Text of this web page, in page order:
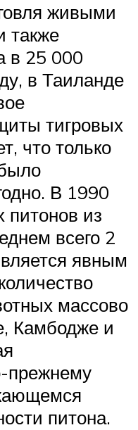
живыми
также
в 25 000
в Таиланде
тигровых
что только
В 1990
питонов из
всего 2
явным
массово
Камбодже и
прежнему
питона.